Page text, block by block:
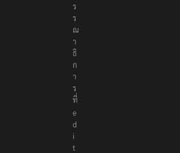
บ
ร
ร
ณ
า
ธิ
ก
า
ร
ที่
e
d
i